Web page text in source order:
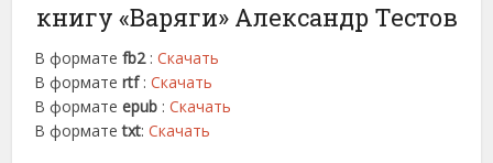
книгу «Варяги» Александр Тестов
В форматеfb2:Скачать
В форматеrtf :Скачать
В форматеepub :Скачать
В форматеtxt:Скачать